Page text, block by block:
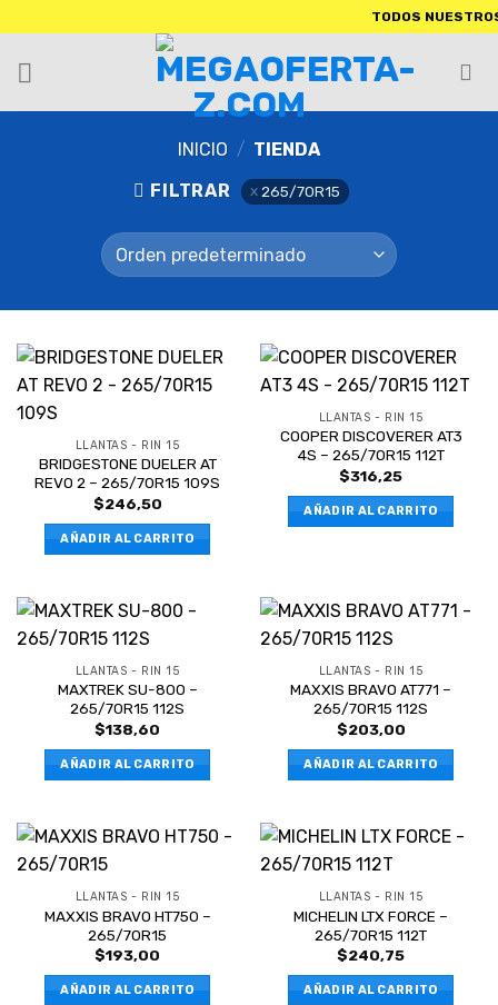
TODOS NUESTROS
INICIO / TIENDA
FILTRAR
265/70R15
LLANTAS - RIN 15
BRIDGESTONE DUELER AT
REVO 2 – 265/70R15 109S
$246,50
AÑADIR AL CARRITO
LLANTAS - RIN 15
COOPER DISCOVERER AT3
4S – 265/70R15 112T
$316,25
AÑADIR AL CARRITO
LLANTAS - RIN 15
MAXTREK SU-800 –
265/70R15 112S
$138,60
AÑADIR AL CARRITO
LLANTAS - RIN 15
MAXXIS BRAVO AT771 –
265/70R15 112S
$203,00
AÑADIR AL CARRITO
LLANTAS - RIN 15
MAXXIS BRAVO HT750 –
265/70R15
$193,00
AÑADIR AL CARRITO
LLANTAS - RIN 15
MICHELIN LTX FORCE –
265/70R15 112T
$240,75
AÑADIR AL CARRITO